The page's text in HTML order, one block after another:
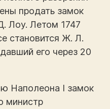
продать замок
Лоу. Летом 1747
становится Ж. Л.
его через 20
Наполеона I замок
министр